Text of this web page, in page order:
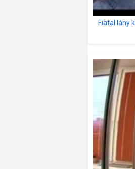
Fiatal lány